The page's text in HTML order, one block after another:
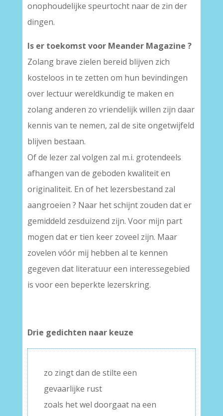
onophoudelijke speurtocht naar de zin der
dingen.
Is er toekomst voor Meander Magazine ?
Zolang brave zielen bereid blijven zich
kosteloos in te zetten om hun bevindingen
over lectuur wereldkundig te maken en
zolang anderen zo vriendelijk willen zijn daar
kennis van te nemen, zal de site ongetwijfeld
blijven bestaan.
Of de lezer zal volgen zal m.i. grotendeels
afhangen van de geboden kwaliteit en
originaliteit. En of het lezersbestand zal
aangroeien ? Naar het schijnt zouden dat er
gemiddeld zesduizend zijn. Voor mijn part
mogen dat er tien keer zoveel zijn. Maar
zovelen vóór mij hebben al te kennen
gegeven dat literatuur een interessegebied
is voor een beperkte lezerskring.
Drie gedichten naar keuze
zo zingt dan de stilte een
gevaarlijke rust
zoals het wel doorgaat na een